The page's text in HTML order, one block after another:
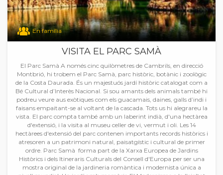
En família
VISITA EL PARC SAMÀ
El Parc Samà A només cinc quilòmetres de Cambrils, en direcció
Montbrió, hi trobem el Parc Samà, parc històric, botànic i zoològic
de la Costa Daurada. És un majestuós jardí històric catalogat com a
Bé Cultural d’Interès Nacional. Si sou amants dels animals també hi
podreu veure aus exòtiques com els guacamais, daines, galls d’indi i
faisans empaitant-se al voltant de la cascada. Tots us hi alegrareu la
vista. El parc compta també amb un laberint indià, d'una hectàrea
d'extensió, i la visita al museu celler de vi, vermut i oli. Les 14
hectàrees d'extensió del parc contenen importants records històrics i
atresoren a un patrimoni natural, paisatgístic i cultural de primer
ordre. Parc Samà forma part de la Xarxa Europea de Jardins
Històrics i dels Itineraris Culturals del Consell d'Europa per ser una
mostra original de la jardineria romàntica i modernista única a